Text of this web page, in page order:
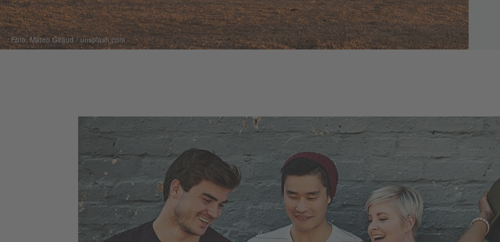
Foto: Mateo Giraud / unsplash.com